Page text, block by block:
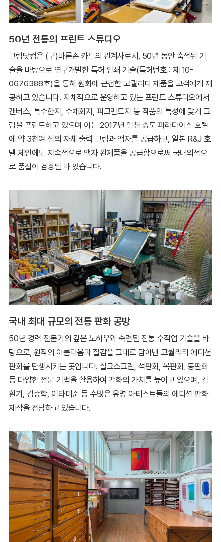
50년 전통의 프린트 스튜디오
그림닷컴은 (구)바른손 카드의 관계사로서, 50년 동안 축적된 기
술을 바탕으로 연구개발한 특허 인쇄 기술(특허번호 : 제 10-
0676388호)을 통해 원화에 근접한 고퀄리티 제품을 고객에게 제
공하고 있습니다. 자체적으로 운영하고 있는 프린트 스튜디오에서
캔버스, 특수한지, 수채화지, 피그먼트지 등 작품의 특성에 맞게 그
림을 프린트하고 있으며 이는 2017년 인천 송도 파라다이스 호텔
에 약 3천여 점의 자체 출력 그림과 액자를 공급하고, 일본 R&J 호
텔 체인에도 지속적으로 액자 완제품을 공급함으로써 국내외적으
로 품질이 검증된 바 있습니다.
국내 최대 규모의 전통 판화 공방
50년 경력 전문가의 깊은 노하우와 숙련된 전통 수작업 기술을 바
탕으로, 원작의 아름다움과 질감을 그대로 담아낸 고퀄리티 에디션
판화를 탄생시키는 곳입니다. 실크스크린, 석판화, 목판화, 동판화
등 다양한 전문 기법을 활용하여 판화의 가치를 높이고 있으며, 김
환기, 김종학, 이타미준 등 수많은 유명 아티스트들의 에디션 판화
제작을 전담하고 있습니다.